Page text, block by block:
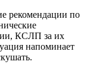
рекомендации по
КСЛП за их
напоминает